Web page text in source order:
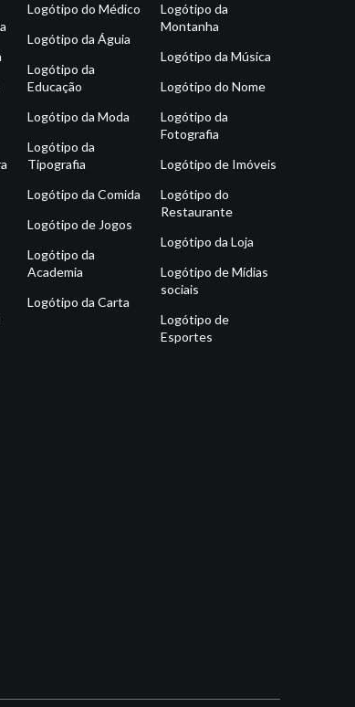
Logótipo do Médico
Logótipo da Águia
Logótipo da
Educação
Logótipo da Moda
Logótipo da
Tipografia
Logótipo da Comida
Logótipo de Jogos
Logótipo da
Academia
Logótipo da Carta
Logótipo da
Montanha
Logótipo da Música
Logótipo do Nome
Logótipo da
Fotografia
Logótipo de Imóveis
Logótipo do
Restaurante
Logótipo da Loja
Logótipo de Mídias
sociais
Logótipo de
Esportes